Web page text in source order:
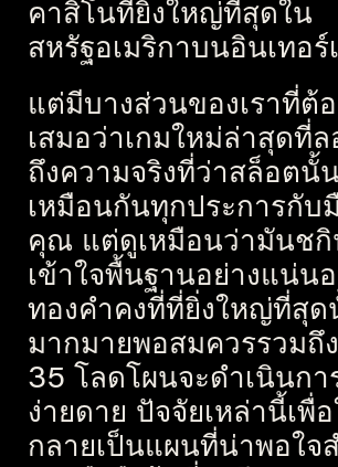
คาสิโนที่ยิ่งใหญ่ที่สุดใน
สหรัฐอเมริกาบนอินเทอร์
แต่มีบางส่วนของเราที่ต้อ
เสมอว่าเกมใหม่ล่าสุดที่ล
ถึงความจริงที่ว่าสล็อตนั้
เหมือนกันทุกประการกับ
คุณ แต่ดูเหมือนว่ามันชกิ
เข้าใจพื้นฐานอย่างแน่น
ทองคำคงที่ที่ยิ่งใหญ่ที่สุด
มากมายพอสมควรรวมถึ
35 โลดโผนจะดำเนินกา
ง่ายดาย ปัจจัยเหล่านี้เพื่
กลายเป็นแผนที่น่าพอใจ